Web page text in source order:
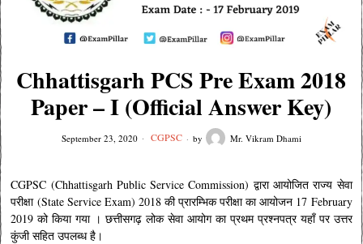
Chhattisgarh PCS Pre Exam 2018
Paper – I (Official Answer Key)
September 23, 2020 CGPSC by Mr. Vikram Dhami
CGPSC (Chhattisgarh Public Service Commission) द्वारा आयोजित राज्य सेवा
परीक्षा (State Service Exam) 2018 की प्रारम्भिक परीक्षा का आयोजन 17 February
2019 को किया गया । छत्तीसगढ़ लोक सेवा आयोग का प्रथम प्रश्नपत्र यहाँ पर उत्तर
कुंजी सहित उपलब्ध है।